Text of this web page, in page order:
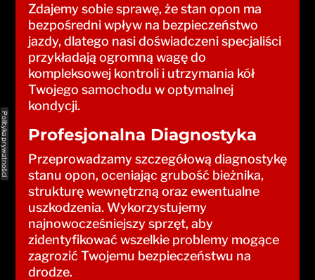
Zdajemy sobie sprawę, że stan opon ma
bezpośredni wpływ na bezpieczeństwo
jazdy, dlatego nasi doświadczeni specjaliści
przykładają ogromną wagę do
kompleksowej kontroli i utrzymania kół
Twojego samochodu w optymalnej
kondycji.
Profesjonalna Diagnostyka
Przeprowadzamy szczegółową diagnostykę
stanu opon, oceniając grubość bieżnika,
strukturę wewnętrzną oraz ewentualne
uszkodzenia. Wykorzystujemy
najnowocześniejszy sprzęt, aby
zidentyfikować wszelkie problemy mogące
zagrozić Twojemu bezpieczeństwu na
drodze.
Polityka prywatności